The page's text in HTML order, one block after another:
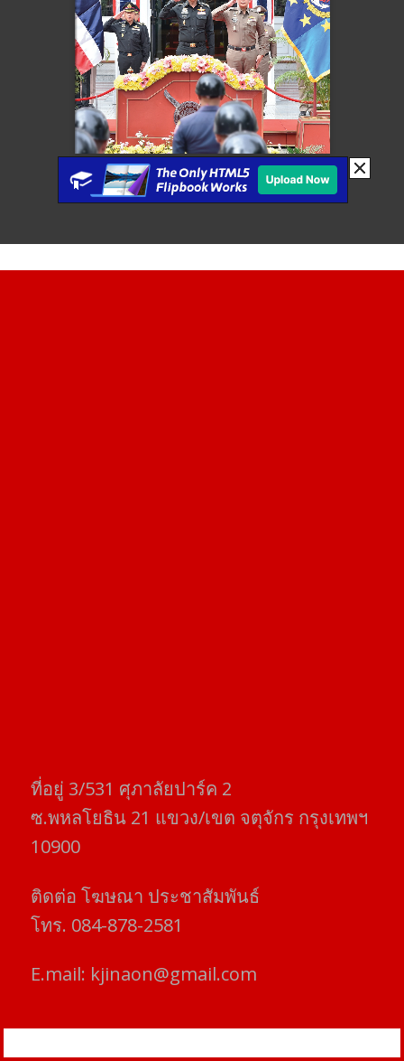
ที่อยู่​ 3/531​ ศุภาลัยปาร์ค​ 2
ซ.พหลโยธิน​ 21​ แขวง/เขต​ จตุจักร​ กรุงเทพฯ
10900
ติดต่อ​ โฆษณา​ ประชาสัมพันธ์
โทร​. 084-878-2581
E.mail: kjinaon@gmail.com